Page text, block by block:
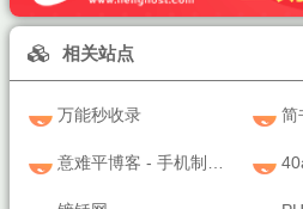
相关站点
万能秒收录 简
意难平博客 - 手机制作动画视频教学